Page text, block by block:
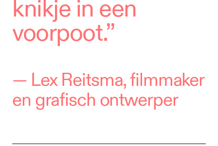
knikje in een
voorpoot.”
— Lex Reitsma, filmmaker
en grafisch ontwerper